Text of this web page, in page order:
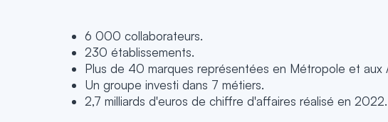
6 000 collaborateurs.
230 établissements.
Plus de 40 marques représentées en Métropole et aux
Un groupe investi dans 7 métiers.
2,7 milliards d'euros de chiffre d'affaires réalisé en 2022.